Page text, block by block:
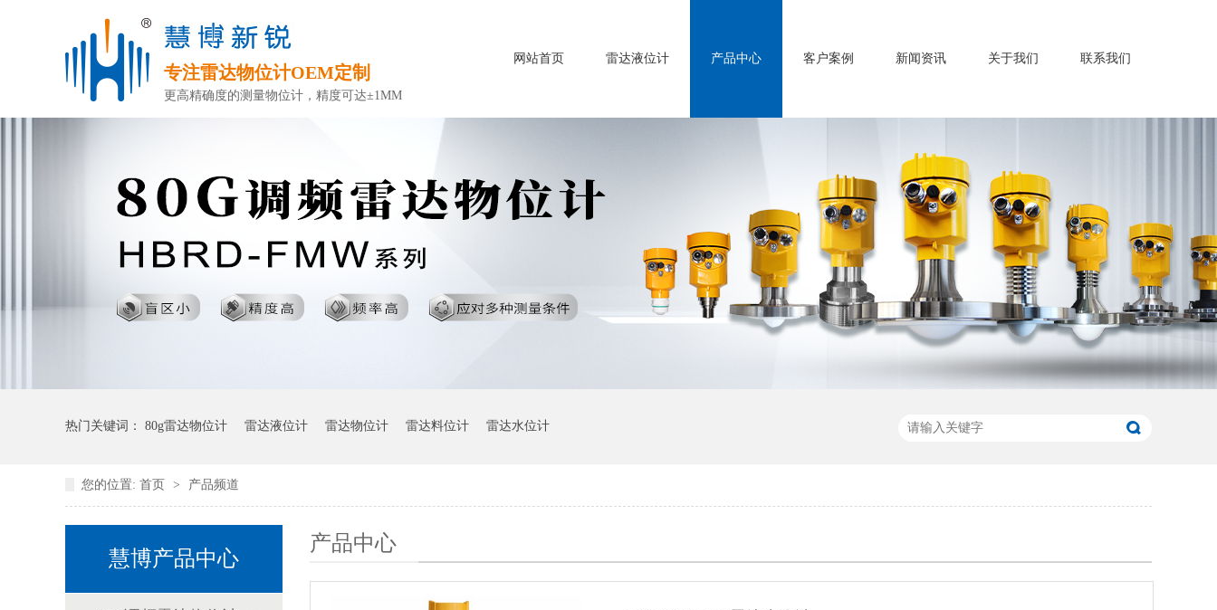
专注雷达物位计OEM定制
更高精确度的测量物位计，精度可达±1MM
网站首页 雷达液位计 产品中心 客户案例 新闻资讯 关于我们 联系我们
热门关键词： 80g雷达物位计 雷达液位计 雷达物位计 雷达料位计 雷达水位计
您的位置: 首页 > 产品频道
慧博产品中心
产品中心